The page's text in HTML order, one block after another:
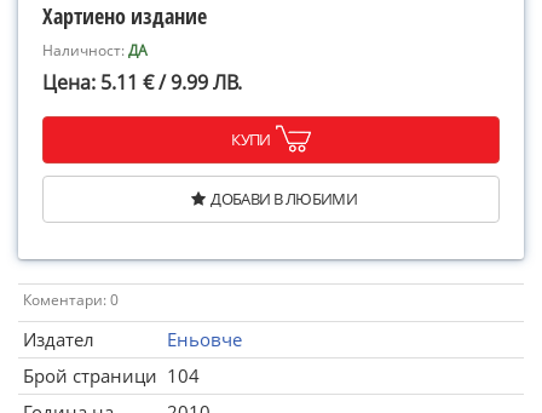
Хартиено издание
Наличност:ДА
Цена: 5.11 € / 9.99 ЛВ.
КУПИ
ДОБАВИ В ЛЮБИМИ
Коментари: 0
Издател
Еньовче
Брой страници 104